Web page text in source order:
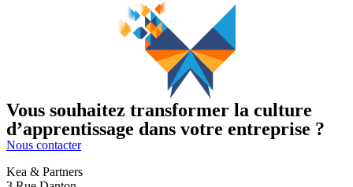
Vous souhaitez transformer la culture
d’apprentissage dans votre entreprise ?
Nous contacter
Kea & Partners